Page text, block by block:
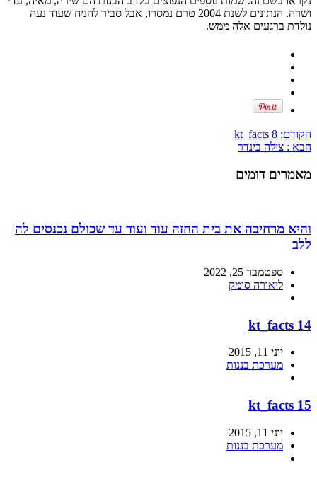
ושרה. הנתונים לשנת 2004 טרם נמסרו, אבל סביר להניח שעוד נעה
נולדת ברגעים אלה ממש.
הקודם:
הבא : צילה בינדר
מאמרים דומים
והיא מרחיבה את בית החזה עוד ועוד עד שכולם נכנסים לה
ללב
ספטמבר 25, 2022
ליאורה סומק
kt_facts 14
יוני 11, 2015
מערכת בננות
kt_facts 15
יוני 11, 2015
מערכת בננות